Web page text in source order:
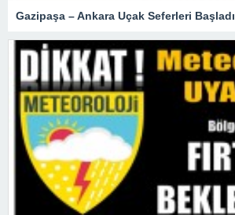
Gazipaşa – Ankara Uçak Seferleri Başladı